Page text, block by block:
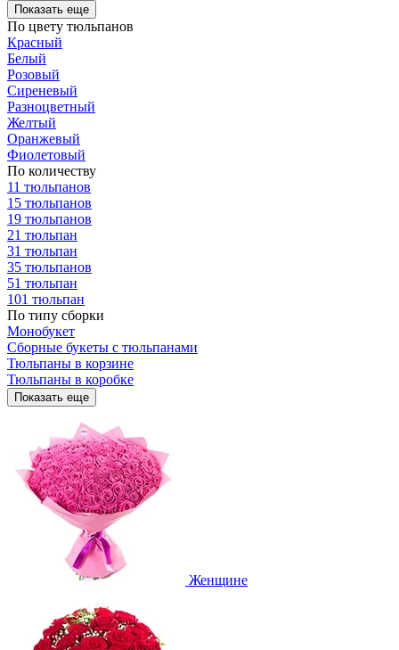
Показать еще
По цвету тюльпанов
Красный
Белый
Розовый
Сиреневый
Разноцветный
Желтый
Оранжевый
Фиолетовый
По количеству
11 тюльпанов
15 тюльпанов
19 тюльпанов
21 тюльпан
31 тюльпан
35 тюльпанов
51 тюльпан
101 тюльпан
По типу сборки
Монобукет
Сборные букеты с тюльпанами
Тюльпаны в корзине
Тюльпаны в коробке
Показать еще
Женщине